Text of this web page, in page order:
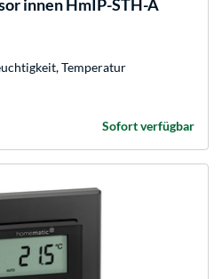
innen HmIP-STH-A
Temperatur
Sofort verfügbar